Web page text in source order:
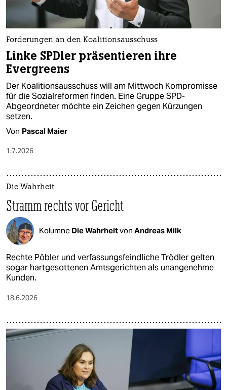
Forderungen an den Koalitionsausschuss
Linke SPDler präsentieren ihre
Evergreens
Der Koalitionsausschuss will am Mittwoch Kompromisse
für die Sozialreformen finden. Eine Gruppe SPD-
Abgeordneter möchte ein Zeichen gegen Kürzungen
setzen.
Von Pascal Maier
1.7.2026
Die Wahrheit
Stramm rechts vor Gericht
Kolumne Die Wahrheitvon Andreas Milk
Rechte Pöbler und verfassungsfeindliche Trödler gelten
sogar hartgesottenen Amtsgerichten als unangenehme
Kunden.
18.6.2026